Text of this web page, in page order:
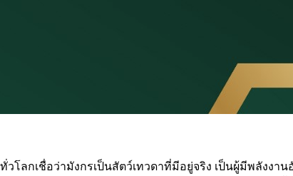
ลกเชื่อว่ามังกรเป็นสัตว์เทวดาที่มีอยู่จริง เป็นผู้มีพลังง